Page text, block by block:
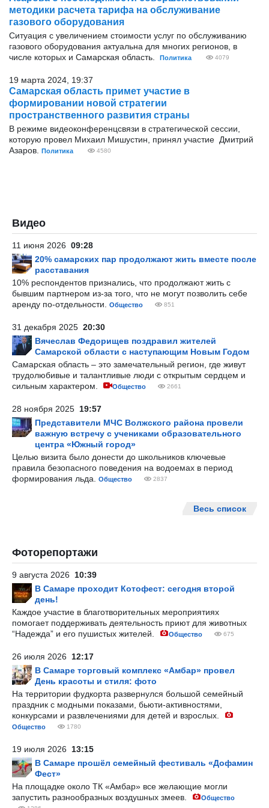
методики расчета тарифа на обслуживание
газового оборудования
Ситуация с увеличением стоимости услуг по обслуживанию
газового оборудования актуальна для многих регионов, в
числе которых и Самарская область.
Политика 4079
19 марта 2024, 19:37
Самарская область примет участие в
формировании новой стратегии
пространственного развития страны
В режиме видеоконференцсвязи в стратегической сессии,
которую провел Михаил Мишустин, принял участие Дмитрий
Азаров.
Политика 4580
Видео
11 июня 2026 09:28
20% самарских пар продолжают жить вместе после
расставания
10% респондентов признались, что продолжают жить с
бывшим партнером из-за того, что не могут позволить себе
аренду по-отдельности.
Общество 851
31 декабря 2025 20:30
Вячеслав Федорищев поздравил жителей
Самарской области с наступающим Новым Годом
Самарская область – это замечательный регион, где живут
трудолюбивые и талантливые люди с открытым сердцем и
сильным характером.
Общество 2661
28 ноября 2025 19:57
Представители МЧС Волжского района провели
важную встречу с учениками образовательного
центра «Южный город»
Целью визита было донести до школьников ключевые
правила безопасного поведения на водоемах в период
формирования льда.
Общество 2837
Весь список
Фоторепортажи
9 августа 2026 10:39
В Самаре проходит Котофест: сегодня второй
день!
Каждое участие в благотворительных мероприятиях
помогает поддерживать деятельность приют для животных
“Надежда” и его пушистых жителей.
Общество 675
26 июля 2026 12:17
В Самаре торговый комплекс «Амбар» провел
День красоты и стиля: фото
На территории фудкорта развернулся большой семейный
праздник с модными показами, бьюти-активностями,
конкурсами и развлечениями для детей и взрослых.
Общество 1780
19 июля 2026 13:15
В Самаре прошёл семейный фестиваль «Дофамин
Фест»
На площадке около ТК «Амбар» все желающие могли
запустить разнообразных воздушных змеев.
Общество